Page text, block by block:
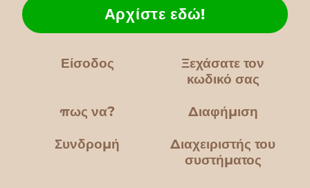
Είσοδος
Ξεχάσατε τον
κωδικό σας
πως να?
Αρχίστε εδώ!
Διαφήμιση
Συνδρομή
Διαχειριστής του
συστήματος